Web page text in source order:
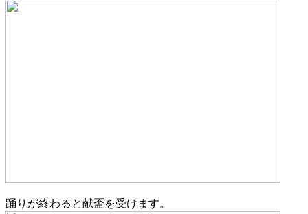
踊りが終わると献盃を受けます。